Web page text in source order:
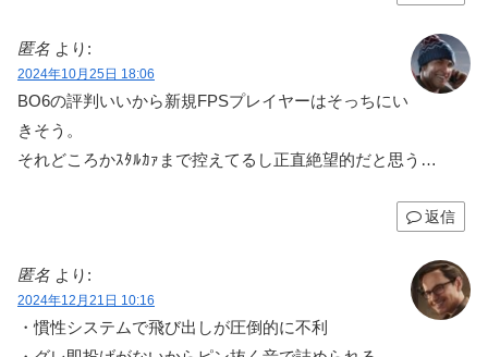
匿名 より:
2024年10月25日 18:06
BO6の評判いいから新規FPSプレイヤーはそっちにい
きそう。
それどころかｽﾀﾙｶｧまで控えてるし正直絶望的だと思う…
返信
匿名 より:
2024年12月21日 10:16
・慣性システムで飛び出しが圧倒的に不利